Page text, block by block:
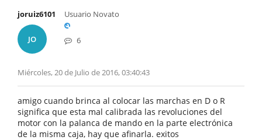
joruiz6101
JO
Usuario Novato
6
Miércoles, 20 de Julio de 2016, 03:40:43
amigo cuando brinca al colocar las marchas en D o R
significa que esta mal calibrada las revoluciones del
motor con la palanca de mando en la parte electrónica
de la misma caja, hay que afinarla. exitos